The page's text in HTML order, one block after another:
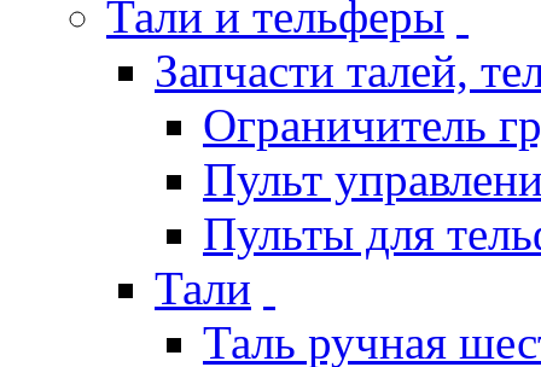
Тали и тельферы
Запчасти талей,
Ограничитель
Пульт
Пульты для
Тали
Таль ручная